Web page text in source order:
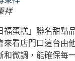
祥
蛋糕」聯名甜點
看店門口這台
微調，能確保每